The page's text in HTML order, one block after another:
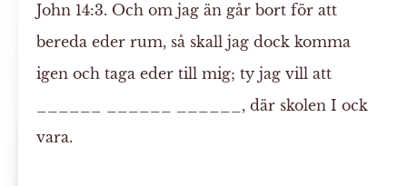
John 14:3. Och om jag än går bort för att
bereda eder rum, så skall jag dock komma
igen och taga eder till mig; ty jag vill att
______ ______ ______, där skolen I ock
vara.